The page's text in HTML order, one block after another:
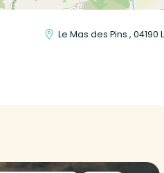
Le Mas des Pins , 04190